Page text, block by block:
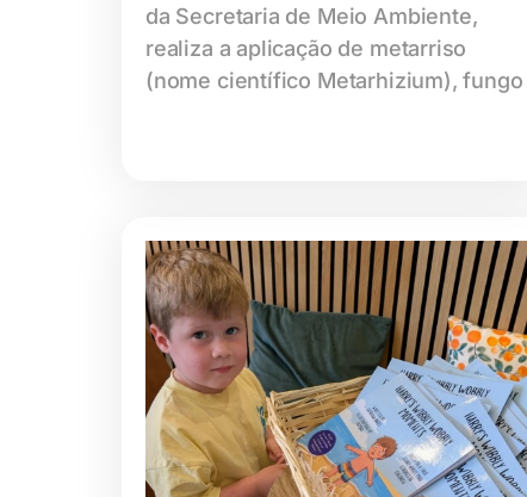
da Secretaria de Meio Ambiente,
realiza a aplicação de metarriso
(nome científico Metarhizium), fungo